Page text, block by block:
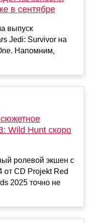
в сентябре
выпуск
Jedi: Survivor на
Напомним,
Wild Hunt скоро
ролевой экшен с
CD Projekt Red
2025 точно не